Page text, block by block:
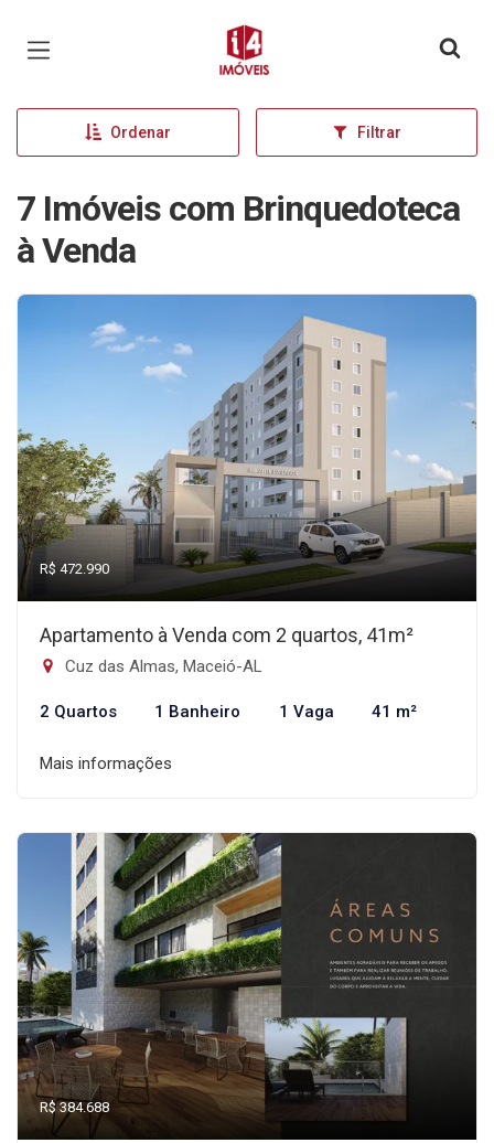
Página inicial
Ordenar Filtrar
7 Imóveis com Brinquedoteca
à Venda
R$ 472.990
Apartamento à Venda com 2 quartos, 41m²
Cuz das Almas, Maceió-AL
2 Quartos 1 Banheiro 1 Vaga 41 m²
Mais informações
R$ 384.688